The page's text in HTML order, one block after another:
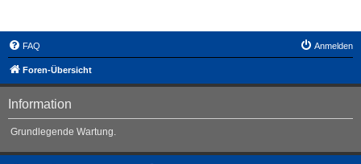
FAQ Anmelden
Foren-Übersicht
Information
Grundlegende Wartung.